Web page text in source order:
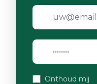
Onthoud mij